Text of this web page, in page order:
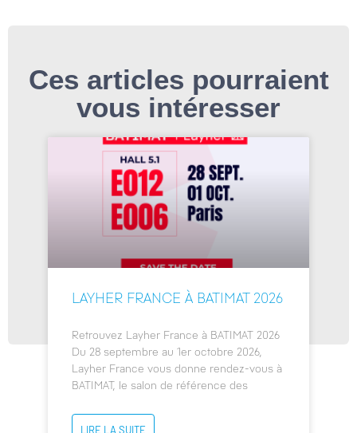
Ces articles pourraient
vous intéresser
LAYHER FRANCE À BATIMAT 2026
Retrouvez Layher France à BATIMAT 2026
Du 28 septembre au 1er octobre 2026,
Layher France vous donne rendez-vous à
BATIMAT, le salon de référence des
LIRE LA SUITE